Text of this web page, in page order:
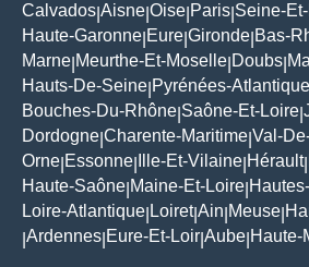
Calvados Aisne Oise Paris Seine-
Haute-Garonne Eure Gironde Bas-
Marne Meurthe-Et-Moselle Doubs
Hauts-De-Seine Pyrénées-
Bouches-Du-Rhône Saône-Et-Loire
Dordogne Charente-Maritime Val-
Orne Essonne Ille-Et-Vilaine Hérault|
Haute-Saône Maine-Et-Loire
Loire-Atlantique Loiret|Ain Meuse
Ardennes Eure-Et-Loir Aube Haute-